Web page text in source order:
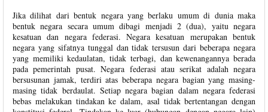
Jika dilihat dari bentuk negara yang berlaku umum di dunia maka
bentuk negara secara umum dibagi menjadi 2 (dua), yaitu negara
kesatuan dan negara federasi. Negara kesatuan merupakan bentuk
negara yang sifatnya tunggal dan tidak tersusun dari beberapa negara
yang memiliki kedaulatan, tidak terbagi, dan kewenangannya berada
pada pemerintah pusat. Negara federasi atau serikat adalah negara
bersusunan jamak, terdiri atas beberapa negara bagian yang masing-
masing tidak berdaulat. Setiap negara bagian dalam negara federasi
bebas melakukan tindakan ke dalam, asal tidak bertentangan dengan